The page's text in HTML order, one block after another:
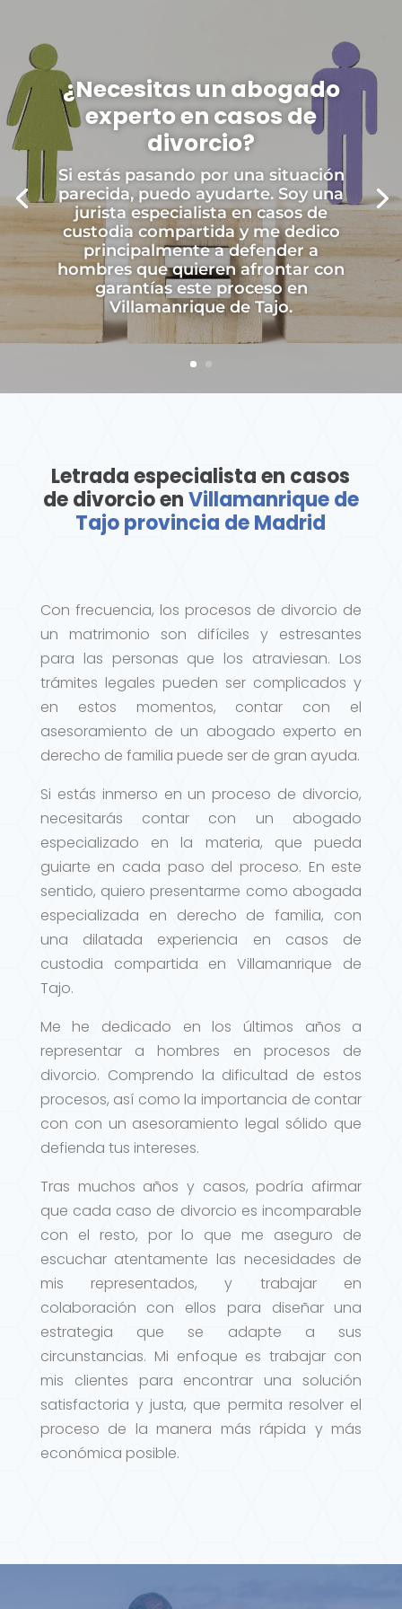
¿Necesitas un abogado
experto en casos de
divorcio?
Si estás pasando por una situación
parecida, puedo ayudarte. Soy una
jurista especialista en casos de
custodia compartida y me dedico
principalmente a defender a
hombres que quieren afrontar con
garantías este proceso en
Villamanrique de Tajo.
Letrada especialista en casos
de divorcio enVillamanrique de
Tajo provincia de Madrid
Con frecuencia, los procesos de divorcio de
un matrimonio son difíciles y estresantes
para las personas que los atraviesan. Los
trámites legales pueden ser complicados y
en estos momentos, contar con el
asesoramiento de un abogado experto en
derecho de familia puede ser de gran ayuda.
Si estás inmerso en un proceso de divorcio,
necesitarás contar con un abogado
especializado en la materia, que pueda
guiarte en cada paso del proceso. En este
sentido, quiero presentarme como abogada
especializada en derecho de familia, con
una dilatada experiencia en casos de
custodia compartida en Villamanrique de
Tajo.
Me he dedicado en los últimos años a
representar a hombres en procesos de
divorcio. Comprendo la dificultad de estos
procesos, así como la importancia de contar
con con un asesoramiento legal sólido que
defienda tus intereses.
Tras muchos años y casos, podría afirmar
que cada caso de divorcio es incomparable
con el resto, por lo que me aseguro de
escuchar atentamente las necesidades de
mis representados, y trabajar en
colaboración con ellos para diseñar una
estrategia que se adapte a sus
circunstancias. Mi enfoque es trabajar con
mis clientes para encontrar una solución
satisfactoria y justa, que permita resolver el
proceso de la manera más rápida y más
económica posible.